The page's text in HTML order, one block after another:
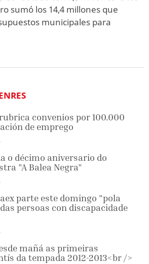
sumó los 14,4 millones que
municipales para
convenios por 100.000
de emprego
o décimo aniversario do
"A Balea Negra"
parte este domingo "pola
persoas con discapacidade
mañá as primeiras
da tempada 2012-2013<br />